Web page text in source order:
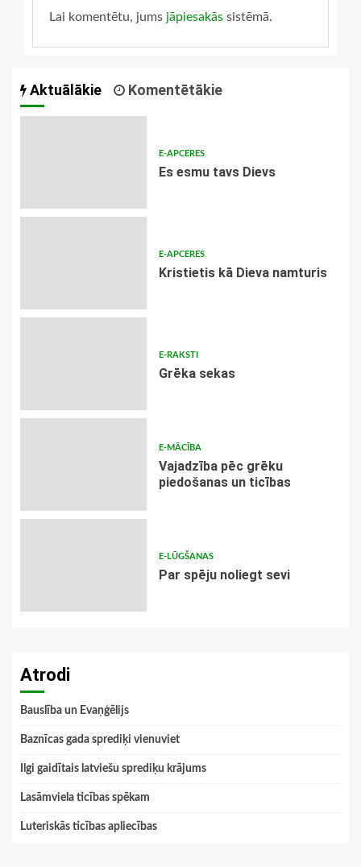
Lai komentētu, jums jāpiesakās sistēmā.
Aktuālākie Komentētākie
E-APCERES
Es esmu tavs Dievs
E-APCERES
Kristietis kā Dieva namturis
E-RAKSTI
Grēka sekas
E-MĀCĪBA
Vajadzība pēc grēku
piedošanas un ticības
E-LŪGŠANAS
Par spēju noliegt sevi
Atrodi
Bauslība un Evaņģēlijs
Baznīcas gada sprediķi vienuviet
Ilgi gaidītais latviešu sprediķu krājums
Lasāmviela ticības spēkam
Luteriskās ticības apliecības